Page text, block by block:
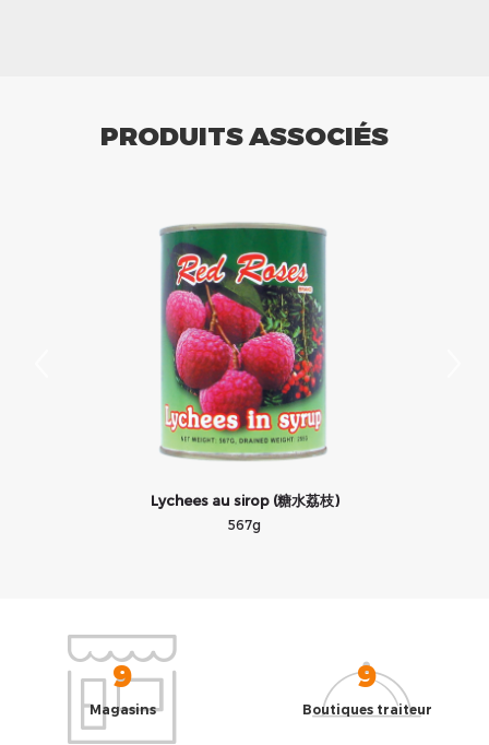
PRODUITS ASSOCIÉS
Lychees au sirop (糖水荔枝)
567g
9
Magasins
9
Boutiques traiteur